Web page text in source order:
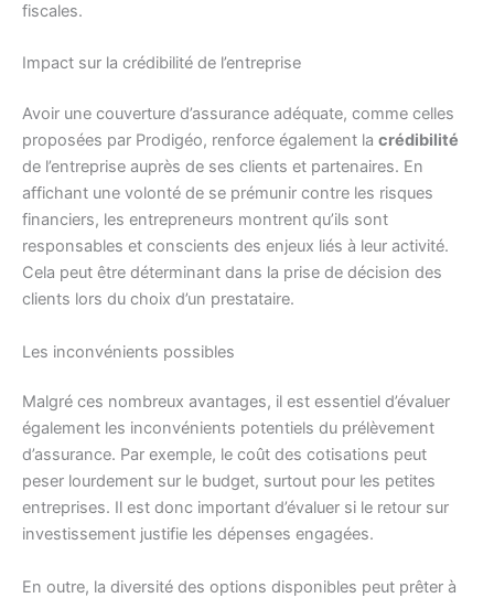
fiscales.
Impact sur la crédibilité de l’entreprise
Avoir une couverture d’assurance adéquate, comme celles
proposées par Prodigéo, renforce également la crédibilité
de l’entreprise auprès de ses clients et partenaires. En
affichant une volonté de se prémunir contre les risques
financiers, les entrepreneurs montrent qu’ils sont
responsables et conscients des enjeux liés à leur activité.
Cela peut être déterminant dans la prise de décision des
clients lors du choix d’un prestataire.
Les inconvénients possibles
Malgré ces nombreux avantages, il est essentiel d’évaluer
également les inconvénients potentiels du prélèvement
d’assurance. Par exemple, le coût des cotisations peut
peser lourdement sur le budget, surtout pour les petites
entreprises. Il est donc important d’évaluer si le retour sur
investissement justifie les dépenses engagées.
En outre, la diversité des options disponibles peut prêter à